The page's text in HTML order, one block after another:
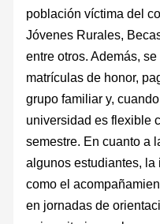
población víctima del
Jóvenes Rurales,
entre otros. Además,
matrículas de honor,
grupo familiar y,
universidad es flexible
semestre. En cuanto a
algunos estudiantes,
como el
en jornadas de